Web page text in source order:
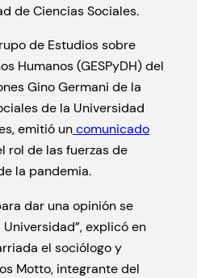
de Ciencias Sociales.
de Estudios sobre
Humanos (GESPyDH) del
Gino Germani de la
de la Universidad
emitió uncomunicado
rol de las fuerzas de
la pandemia.
dar una opinión se
explicó en
el sociólogo y
Motto, integrante del